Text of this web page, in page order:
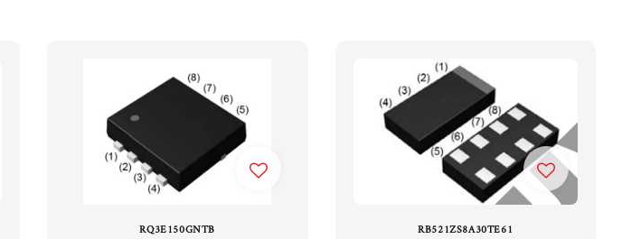
RQ3E150GNTB RB521ZS8A30TE61